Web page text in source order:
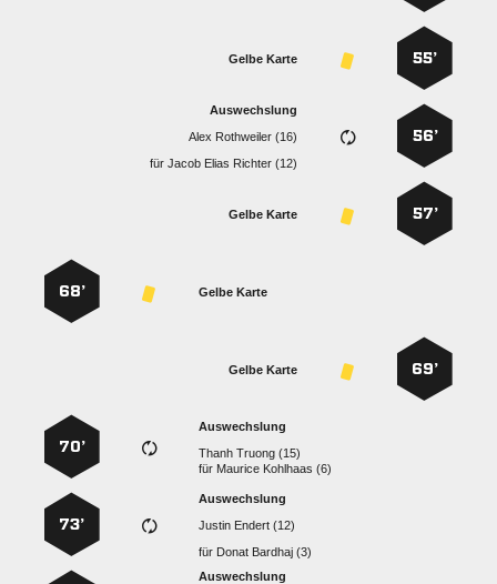
55’
Gelbe Karte
56’
Auswechslung
  
für   
57’
Gelbe Karte
Gelbe Karte
68’
69’
Gelbe Karte
Auswechslung
  
für   
70’
Auswechslung
  
für   
73’
Auswechslung